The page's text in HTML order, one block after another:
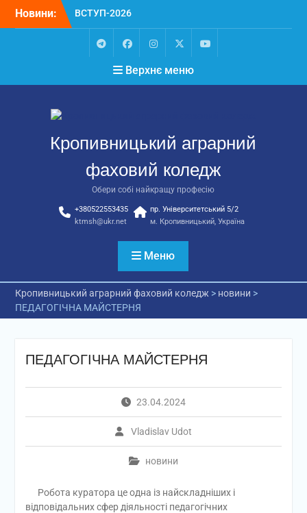
Новини:
ВСТУП-2026
Чергове засідання
стипендіальної комісії:
основні рішення
Небезпечні розваги
можуть коштувати життя
випускники!
TelegramFacebookInstagram Youtube
Верхнє меню
Кропивницький аграрний
фаховий коледж
Обери собі найкращу професію
+380522553435
ktmsh@ukr.net
пр. Університетський 5/2
м. Кропивницький, Україна
Меню
Кропивницький аграрний фаховий коледж > новини >
ПЕДАГОГІЧНА МАЙСТЕРНЯ
ПЕДАГОГІЧНА МАЙСТЕРНЯ
23.04.2024
Vladislav Udot
новини
Робота куратора це одна із найскладніших і
відповідальних сфер діяльності педагогічних